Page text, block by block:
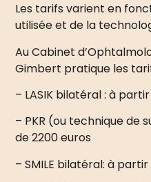
Les tarifs varient en
utilisée et de la
Au Cabinet
Gimbert pratique les
– LASIK bilatéral : à
– PKR (ou technique de
de 2200 euros
– SMILE bilatéral: à